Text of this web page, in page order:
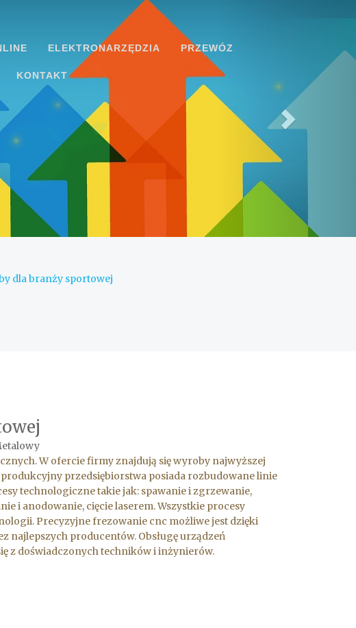
ELEKTRONARZĘDZIA PRZEWÓZ
KONTAKT
dla branży sportowej
W ofercie firmy znajdują się wyroby najwyższej
przedsiębiorstwa posiada rozbudowane linie
technologiczne takie jak: spawanie i zgrzewanie,
i anodowanie, cięcie laserem. Wszystkie procesy
Precyzyjne frezowanie cnc możliwe jest dzięki
producentów. Obsługę urządzeń
z doświadczonych techników i inżynierów.